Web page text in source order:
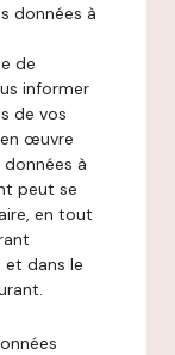
données à
de
informer
de vos
œuvre
à
peut se
en tout
et dans le